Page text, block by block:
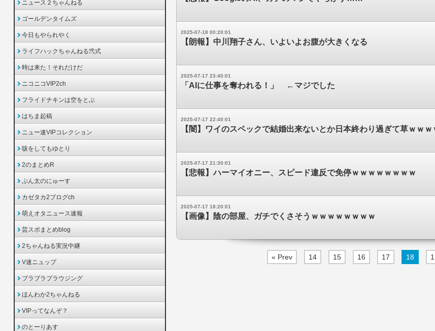
2025-07-18 00:20:01
【朗報】中川翔子さん、いよいよお腹が大きくなる
2025-07-17 23:40:01
「AIに仕事を奪われる！」 ←マジでした
2025-07-17 22:40:01
【闇】ワイのスペックで結婚出来ないとか日本終わり過ぎて草ｗｗｗ
2025-07-17 21:30:01
【悲報】ハーマイオニー、スピード違反で免停ｗｗｗｗｗｗｗｗ
2025-07-17 18:20:01
【画像】陰の部屋、ガチでくさそうｗｗｗｗｗｗｗｗ
« Prev 14 15 16 17 18
ニュース２ちゃんねる
ゴールデンタイムズ
今日もやられやく
ライフハックちゃんねる弐式
時は来た！それだけだ
ニコニコVIP2ch
フライドチキンは空をとぶ
はちま起稿
ニュー速VIPコレクション
咳をしてもゆとり
2のまとめR
ぷん太のにゅーす
カゼタカ2ブログch
萌えオタニュース速報
芸スポまとめblog
2ちゃんねる実況中継
V速ニュップ
ブラブラブラウジング
ほんわか2ちゃんねる
VIPってなんぞ？
のとーりあす